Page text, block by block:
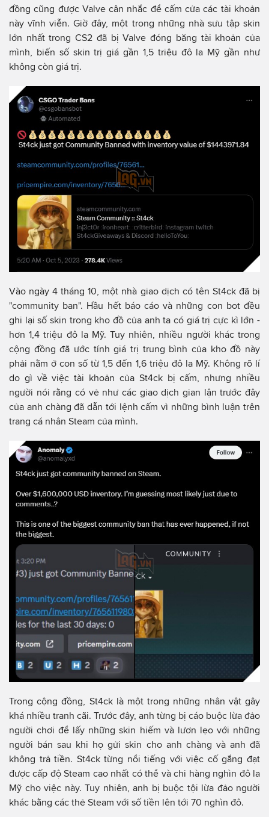
đồng cũng được Valve cân nhắc để cấm cửa các tài khoản
này vĩnh viễn. Giờ đây, một trong những nhà sưu tập skin
lớn nhất trong CS2 đã bị Valve đóng băng tài khoản của
mình, biến số skin trị giá gần 1,5 triệu đô la Mỹ gần như
không còn giá trị.
Vào ngày 4 tháng 10, một nhà giao dịch có tên St4ck đã bị
"community ban". Hầu hết báo cáo và những con bot đều
ghi lại số skin trong kho đồ của anh ta có giá trị cực kì lớn -
hơn 1,4 triệu đô la Mỹ. Tuy nhiên, nhiều người khác trong
cộng đồng đã ước tính giá trị trung bình của kho đồ này
phải nằm ở con số từ 1,5 đến 1,6 triệu đô la Mỹ. Không rõ lí
do gì về việc tài khoản của St4ck bị cấm, nhưng nhiều
người nói rằng có vẻ như các giao dịch gian lận trước đây
của anh chàng đã dẫn tới lệnh cấm vì những bình luận trên
trang cá nhân Steam của mình.
Trong cộng đồng, St4ck là một trong những nhân vật gây
khá nhiều tranh cãi. Trước đây, anh từng bị cáo buộc lừa đảo
người chơi để lấy những skin hiếm và lươn lẹo với những
người bán sau khi họ gửi skin cho anh chàng và anh đã
không trả tiền. St4ck từng nổi tiếng với việc cố gắng đạt
được cấp độ Steam cao nhất có thể và chi hàng nghìn đô la
Mỹ cho việc này. Tuy nhiên, anh bị buộc tội lừa đảo người
khác bằng các thẻ Steam với số tiền lên tới 70 nghìn đô.